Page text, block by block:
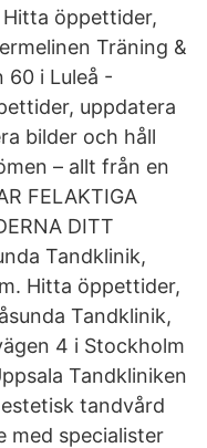
Hitta öppettider,
Träning &
60 i Luleå -
uppdatera
bilder och håll
– allt från en
FELAKTIGA
DITT
Tandklinik,
Hitta öppettider,
Tandklinik,
4 i Stockholm
Tandkliniken
tandvård
med specialister